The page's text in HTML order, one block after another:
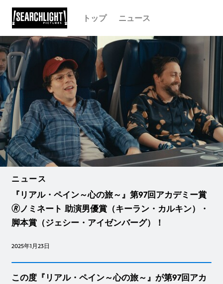
トップ ニュース
ニュース
『リアル・ペイン～心の旅～』第97回アカデミー賞
🄬ノミネート 助演男優賞（キーラン・カルキン）・
脚本賞（ジェシー・アイゼンバーグ）！
2025年1月23日
この度『リアル・ペイン～心の旅～』が第97回アカ